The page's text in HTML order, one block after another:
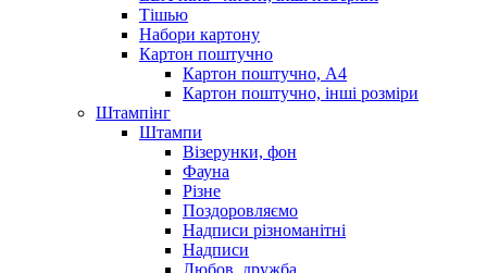
Тішью
Набори картону
Картон поштучно
Картон поштучно, А4
Картон поштучно, інші розміри
Штампінг
Штампи
Візерунки, фон
Фауна
Різне
Поздоровляємо
Надписи різноманітні
Надписи
Любов, дружба